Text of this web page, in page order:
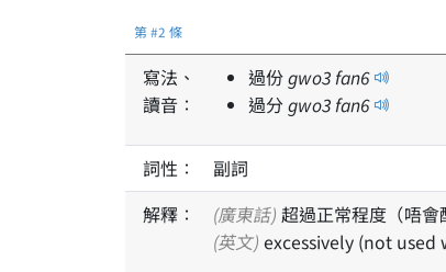
第 #2 條
寫法、
讀音：
過份gwo3fan6
過分gwo3fan6
詞性：
副詞
解釋：
(廣東話) 超過正常程度（唔會
(英文) excessively (not